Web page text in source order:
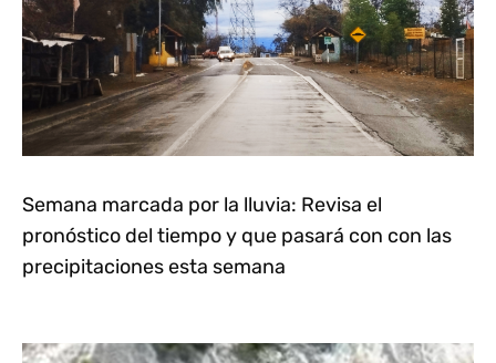
Semana marcada por la lluvia: Revisa el
pronóstico del tiempo y que pasará con con las
precipitaciones esta semana